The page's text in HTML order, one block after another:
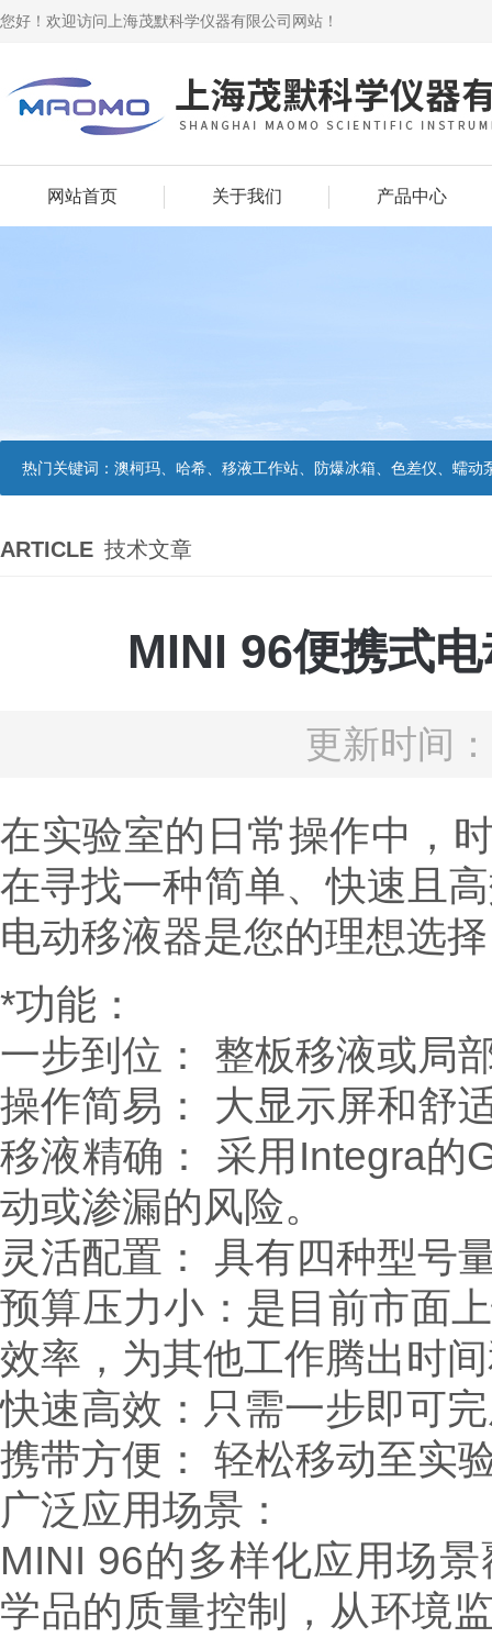
您好！欢迎访问上海茂默科学仪器有限公司网站！
网站首页 关于我们 产品中心
热门关键词： 澳柯玛、哈希、移液工作站、防爆冰箱、色差仪、蠕动
ARTICLE 技术文章
MINI 96便携式
更新时间
在实验室的日常操作中，
在寻找一种简单、快速且
电动移液器是您的理想选
*功能：
一步到位： 整板移液或局
操作简易： 大显示屏和舒
移液精确： 采用Integra的
动或渗漏的风险。
灵活配置： 具有四种型号
预算压力小：是目前市面
效率，为其他工作腾出时
快速高效：只需一步即可
携带方便： 轻松移动至实
广泛应用场景：
MINI 96的多样化应用场
学品的质量控制，从环境